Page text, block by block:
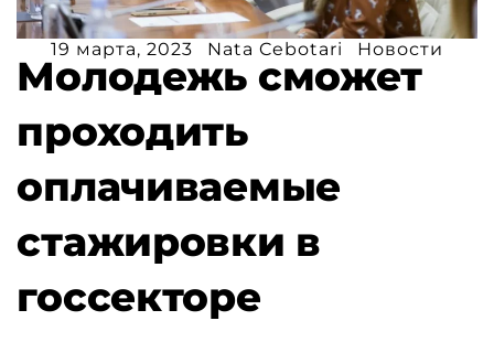
19 марта, 2023 Nata Cebotari Новости
Молодежь сможет
проходить
оплачиваемые
стажировки в
госсекторе